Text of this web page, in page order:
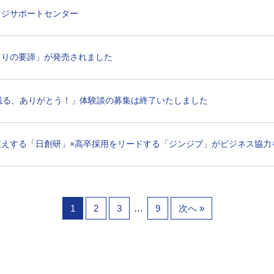
サポートセンター
の要諦」が発売されました
、ありがとう！」体験談の募集は終了いたしました
する「日創研」×高卒採用をリードする「ジンジブ」がビジネス協
1 2 3 … 9 次へ »